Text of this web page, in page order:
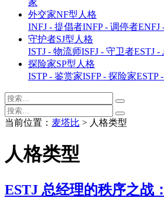
家
外交家NF型人格
INFJ - 提倡者INFP - 调停者ENFJ
守护者SJ型人格
ISTJ - 物流师ISFJ - 守卫者ESTJ -
探险家SP型人格
ISTP - 鉴赏家ISFP - 探险家ESTP
当前位置： 麦塔比 > 人格类型
人格类型
ESTJ 总经理的秩序之战